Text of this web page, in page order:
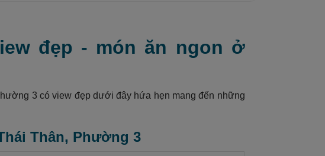
đẹp - món ăn ngon ở
3 có view đẹp dưới đây hứa hẹn mang đến những
Thân, Phường 3